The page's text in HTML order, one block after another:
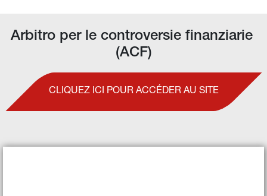
Arbitro per le controversie finanziarie
(ACF)
CLIQUEZ ICI POUR ACCÉDER AU SITE